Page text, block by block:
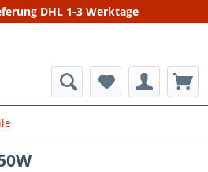
DHL 1-3 Werktage